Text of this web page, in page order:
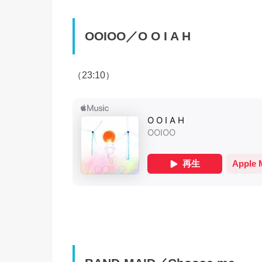
OOIOO／O O I A H
（23:10）